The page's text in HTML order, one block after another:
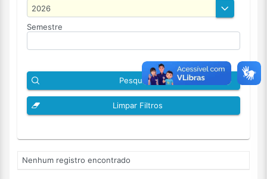
Semestre
Pesquisar
Limpar Filtros
Nenhum registro encontrado